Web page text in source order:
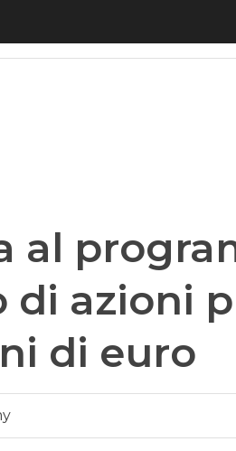
Inwit, via al
al
di azioni
di euro